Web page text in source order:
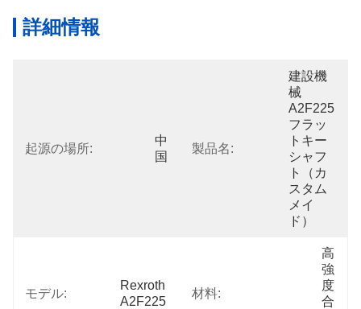
詳細情報
起源の場所:
中
国
製品名:
建設機
械
A2F225
フラッ
トキー
シャフ
ト（カ
スタム
メイ
ド）
モデル:
Rexroth
A2F225
材料:
高
強
度
合